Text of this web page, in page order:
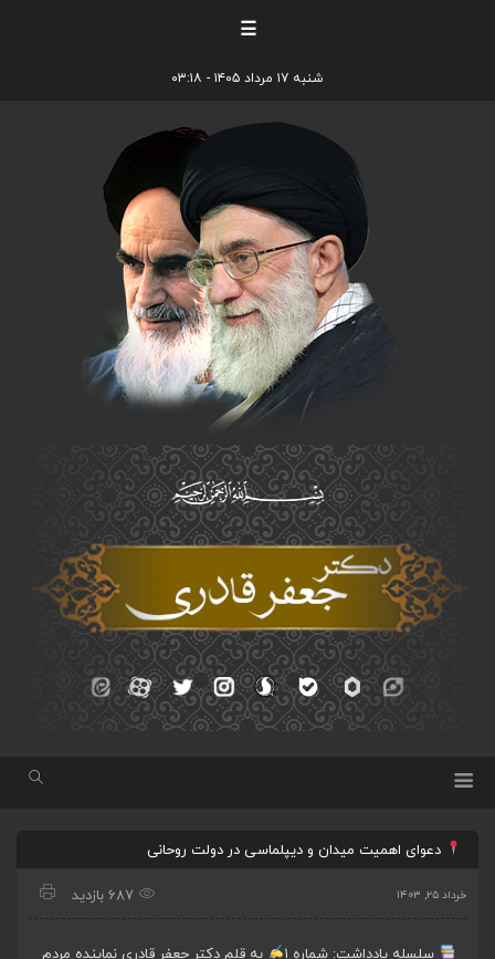
☰
شنبه ۱۷ مرداد ۱۴۰۵ - ۰۳:۱۸
دعوای اهمیت میدان و دیپلماسی در دولت روحانی
خرداد ۲۵, ۱۴۰۳ 687 بازدید
سلسله یادداشت: شماره ۱
به قلم دکتر جعفر قادری نماینده مردم